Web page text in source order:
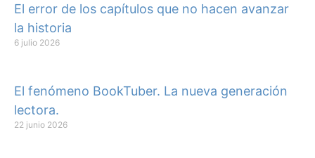
El error de los capítulos que no hacen avanzar
la historia
6 julio 2026
El fenómeno BookTuber. La nueva generación
lectora.
22 junio 2026